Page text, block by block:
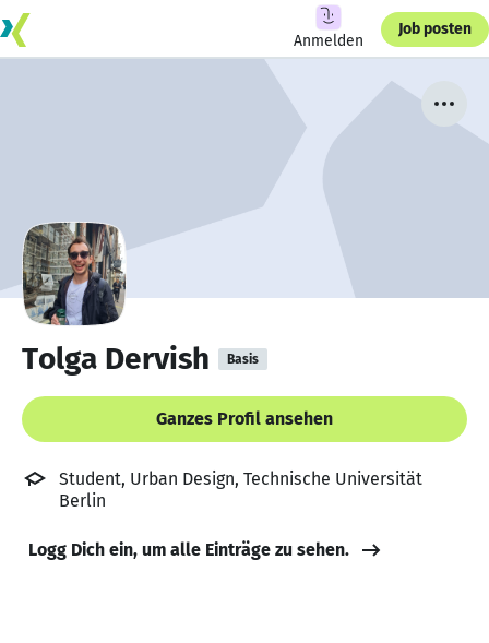
Anmelden
Job posten
Tolga Dervish Basis
Ganzes Profil ansehen
Student, Urban Design, Technische Universität
Berlin
Logg Dich ein, um alle Einträge zu sehen.